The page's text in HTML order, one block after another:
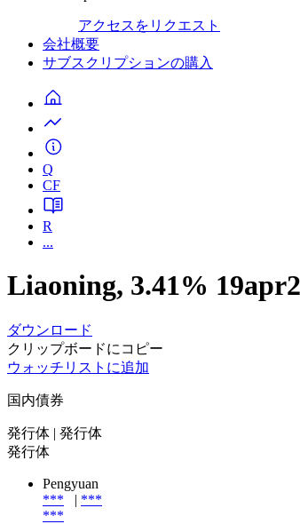
アクセスをリクエスト
会社概要
サブスクリプションの購入
Q
CF
R
...
Liaoning, 3.41%
ダウンロード
クリップボードにコピー
ウォッチリストに追加
国内債券
発行体 | 発行体
発行体
Pengyuan
***
| ***
***